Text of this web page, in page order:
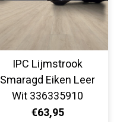
IPC Lijmstrook
Smaragd Eiken Leer
Wit 336335910
€63,95